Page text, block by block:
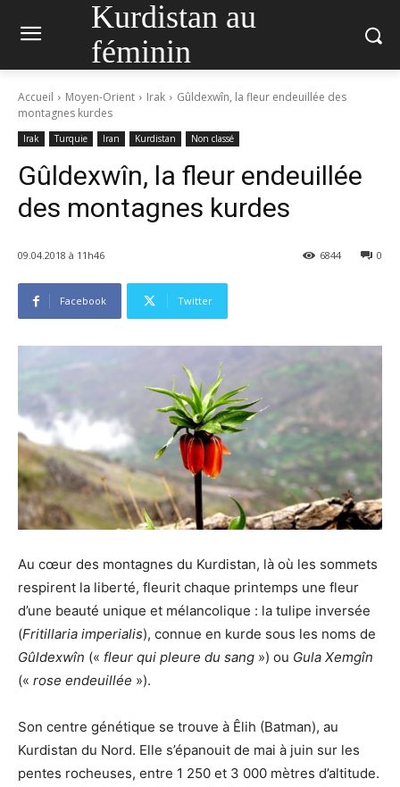
Kurdistan au
féminin
Accueil Moyen-Orient Irak
Gûldexwîn, la fleur endeuillée des
montagnes kurdes
Irak Turquie Iran Kurdistan Non classé
Gûldexwîn, la fleur endeuillée
des montagnes kurdes
09.04.2018 à 11h46 0
6844
Facebook Twitter
Au cœur des montagnes du Kurdistan, là où les sommets
respirent la liberté, fleurit chaque printemps une fleur
d’une beauté unique et mélancolique : la tulipe inversée
(Fritillaria imperialis), connue en kurde sous les noms de
Gûldexwîn (« fleur qui pleure du sang ») ou Gula Xemgîn
(« rose endeuillée »).
Son centre génétique se trouve à Êlih (Batman), au
Kurdistan du Nord. Elle s’épanouit de mai à juin sur les
pentes rocheuses, entre 1 250 et 3 000 mètres d’altitude.